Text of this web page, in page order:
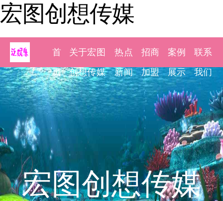
宏图创想传媒
首
页
关于宏图
创想传媒
热点
新闻
招商
加盟
案例
展示
联系
我们
宏图创想传媒